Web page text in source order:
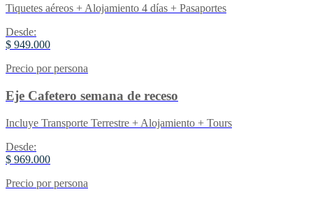
Tiquetes aéreos + Alojamiento 4 días + Pasaportes
Desde:
$ 949.000
Precio por persona
Eje Cafetero semana de receso
Incluye Transporte Terrestre + Alojamiento + Tours
Desde:
$ 969.000
Precio por persona